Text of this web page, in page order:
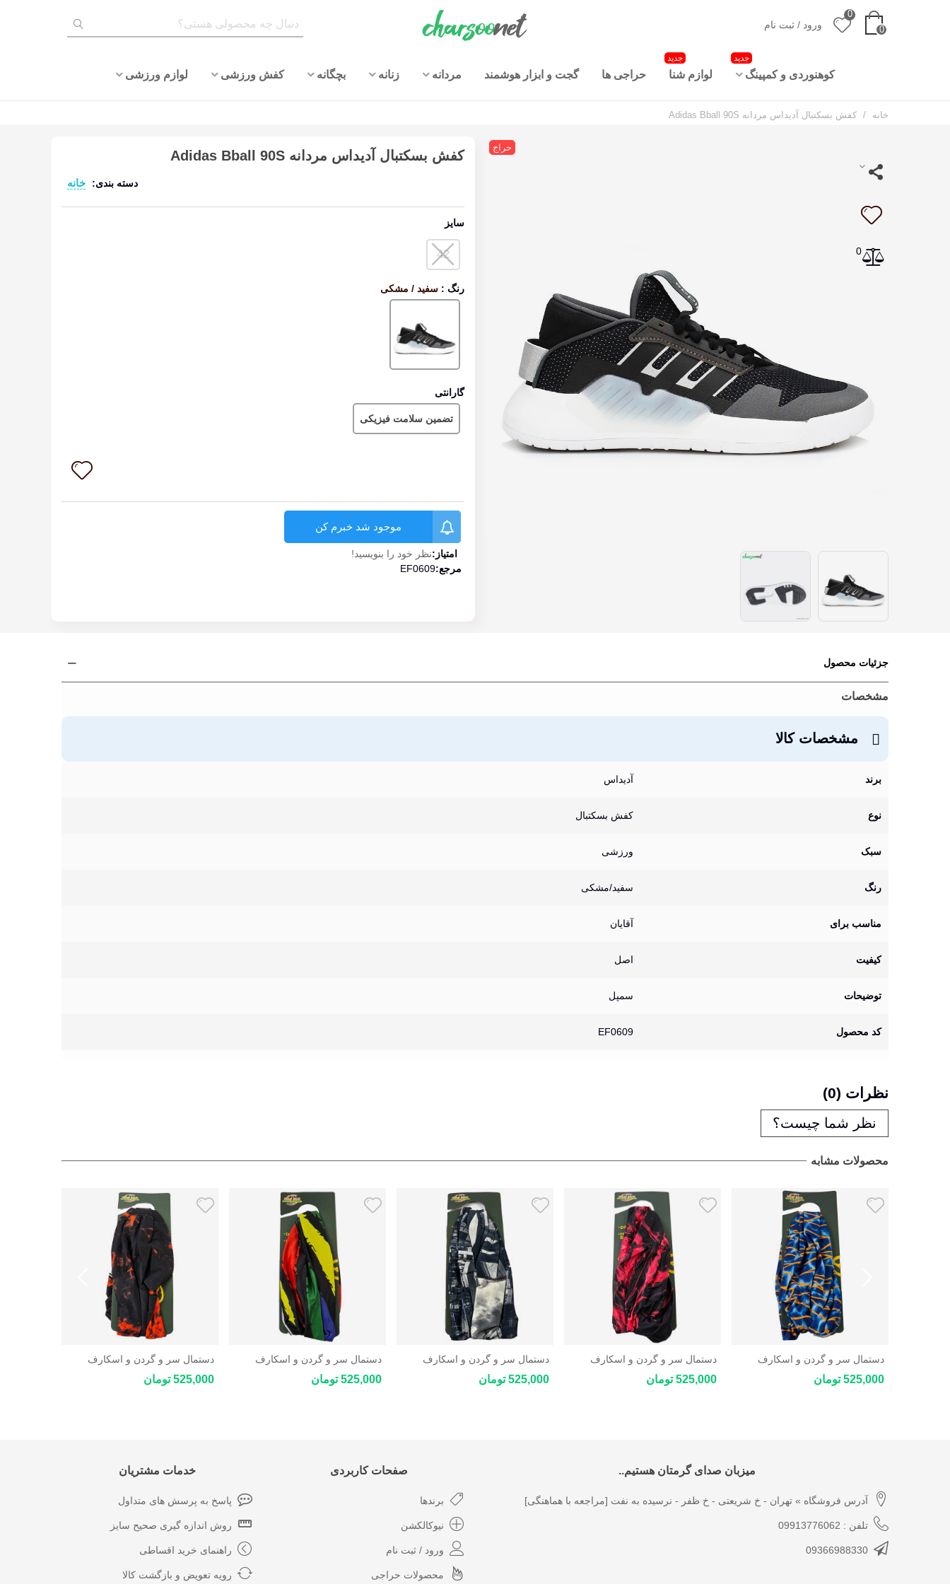
0
0
ورود / ثبت نام
کوهنوردی و کمپینگ
جدید
لوازم شنا
جدید
حراجی ها گجت و ابزار هوشمند مردانه زنانه بچگانه کفش ورزشی لوازم ورزشی
خانه / کفش بسکتبال آدیداس مردانه Adidas Bball 90S
حراج
0
کفش بسکتبال آدیداس مردانه Adidas Bball 90S
دسته بندی: خانه
سایز
42
رنگ : سفید / مشکی
مشکی
گارانتی
تضمین سلامت فیزیکی
موجود شد خبرم کن
امتیاز:نظر خود را بنویسید!
مرجع:EF0609
جزئیات محصول
مشخصات
مشخصات کالا
برند آدیداس
نوع کفش بسکتبال
سبک ورزشی
رنگ سفید/مشکی
مناسب برای آقایان
کیفیت اصل
توضیحات سمپل
کد محصول EF0609
نظرات (0)
نظر شما چیست؟
محصولات مشابه
دستمال سر و گردن و اسکارف
Star Coolmax
525,000 تومان
دستمال سر و گردن و اسکارف
Star Coolmax
525,000 تومان
دستمال سر و گردن و اسکارف
Star Coolmax
525,000 تومان
دستمال سر و گردن و اسکارف
Star Coolmax
525,000 تومان
دستمال سر و گردن و اسکارف
Star Coolmax
525,000 تومان
میزبان صدای گرمتان هستیم..
آدرس فروشگاه » تهران - خ شریعتی - خ ظفر - نرسیده به نفت [مراجعه با هماهنگی]
تلفن : 09913776062
09366988330
صفحات کاربردی
برندها
نیوکالکشن
ورود / ثبت نام
محصولات حراجی
خدمات مشتریان
پاسخ به پرسش های متداول
روش اندازه گیری صحیح سایز
راهنمای خرید اقساطی
رویه تعویض و بازگشت کالا